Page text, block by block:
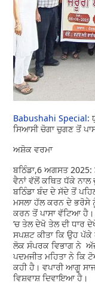
Babushahi Special:
ਸਿਆਸੀ ਚੋਗਾ ਚੁਗਣ ਤੋਂ
ਅਸ਼ੋਕ ਵਰਮਾ
ਬਠਿੰਡਾ,6 ਅਗਸਤ
ਵੈਨਾਂ ਵੱਲੋਂ ਕਥਿਤ ਧੱਕੇ
ਬਠਿੰਡਾ ਬੰਦ ਦੇ ਸੱਦੇ ਤੋਂ
ਮਸਲਾ ਹੱਲ ਕਰਨ ਦੇ ਭਰੋਸੇ
ਕਰਨ ਤੋਂ ਪਾਸਾ ਵੱਟਿਆ
’ਚ ਤੇਲ ਦੇਖੋ ਤੇਲ ਦੀ ਧਾਰ
ਸਪਸ਼ਟ ਕੀਤਾ ਕਿ ਉਹ
ਲੋਕ ਸੰਪਰਕ ਵਿਭਾਗ ਨੇ
ਪਦਮਜੀਤ ਮਹਿਤਾ ਨੇ ਕਿ
ਕਹੀ ਹੈ। ਵਪਾਰੀ ਆਗੂ
ਵਿਸ਼ਵਾਸ਼ ਦਿਵਾਇਆ ਹੈ।